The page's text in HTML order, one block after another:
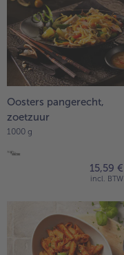
Oosters pangerecht,
zoetzuur
1000 g
15,59 €
incl. BTW